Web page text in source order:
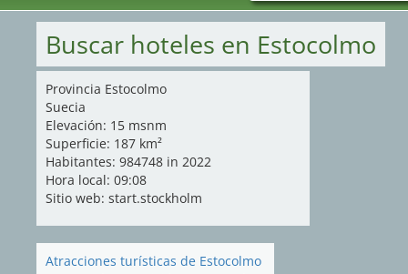
Buscar hoteles en Estocolmo
Provincia Estocolmo
Suecia
Elevación: 15 msnm
Superficie: 187 km²
Habitantes: 984748 in 2022
Hora local: 09:08
Sitio web: start.stockholm
Atracciones turísticas de Estocolmo
Nombres de ferias